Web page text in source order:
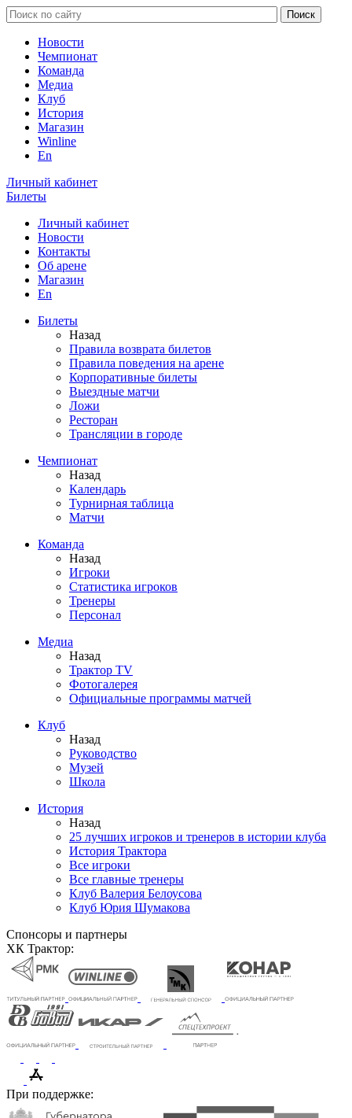
Новости
Чемпионат
Команда
Медиа
Клуб
История
Магазин
Winline
En
Личный кабинет
Билеты
Личный кабинет
Новости
Контакты
Об арене
Магазин
En
Билеты
Назад
Правила возврата билетов
Правила поведения на арене
Корпоративные билеты
Выездные матчи
Ложи
Ресторан
Трансляции в городе
Чемпионат
Назад
Календарь
Турнирная таблица
Матчи
Команда
Назад
Игроки
Статистика игроков
Тренеры
Персонал
Медиа
Назад
Трактор TV
Фотогалерея
Официальные программы матчей
Клуб
Назад
Руководство
Музей
Школа
История
Назад
25 лучших игроков и тренеров в истории клуба
История Трактора
Все игроки
Все главные тренеры
Клуб Валерия Белоусова
Клуб Юрия Шумакова
Спонсоры и партнеры
ХК Трактор:
При поддержке: